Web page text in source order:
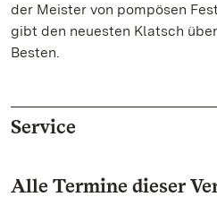
der Meister von pompösen
gibt den neuesten Klatsch
Besten.
Service
Alle Termine dieser